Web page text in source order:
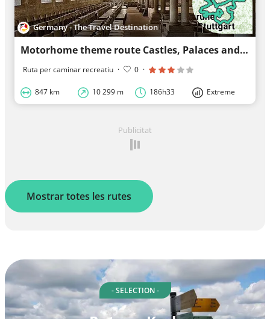
Germany - The Travel Destination
Motorhome theme route Castles, Palaces and Monasteries
Ruta per caminar recreatiu · 0 ·
847 km 10 299 m 186h33 Extreme
Publicitat
Mostrar totes les rutes
- SELECTION -